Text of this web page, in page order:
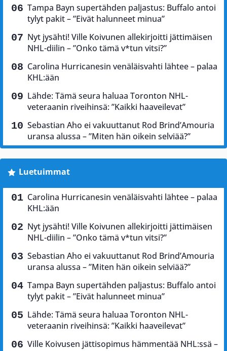
Tampa Bayn supertähden paljastus: Buffalo antoi
tylyt pakit – ”Eivät halunneet minua”
Nyt jysähti! Ville Koivunen allekirjoitti jättimäisen
NHL-diilin – ”Onko tämä v*tun vitsi?”
Carolina Hurricanesin venäläisvahti lähtee – palaa
KHL:ään
Lähde: Tämä seura haluaa Toronton NHL-
veteraanin riveihinsä: ”Kaikki haaveilevat”
Sebastian Aho ei vakuuttanut Rod Brind’Amouria
uransa alussa – ”Miten hän oikein selviää?”
Luetuimmat
Carolina Hurricanesin venäläisvahti lähtee – palaa
KHL:ään
Nyt jysähti! Ville Koivunen allekirjoitti jättimäisen
NHL-diilin – ”Onko tämä v*tun vitsi?”
Sebastian Aho ei vakuuttanut Rod Brind’Amouria
uransa alussa – ”Miten hän oikein selviää?”
Tampa Bayn supertähden paljastus: Buffalo antoi
tylyt pakit – ”Eivät halunneet minua”
Lähde: Tämä seura haluaa Toronton NHL-
veteraanin riveihinsä: ”Kaikki haaveilevat”
Ville Koivusen jättisopimus hämmentää NHL:ssä –